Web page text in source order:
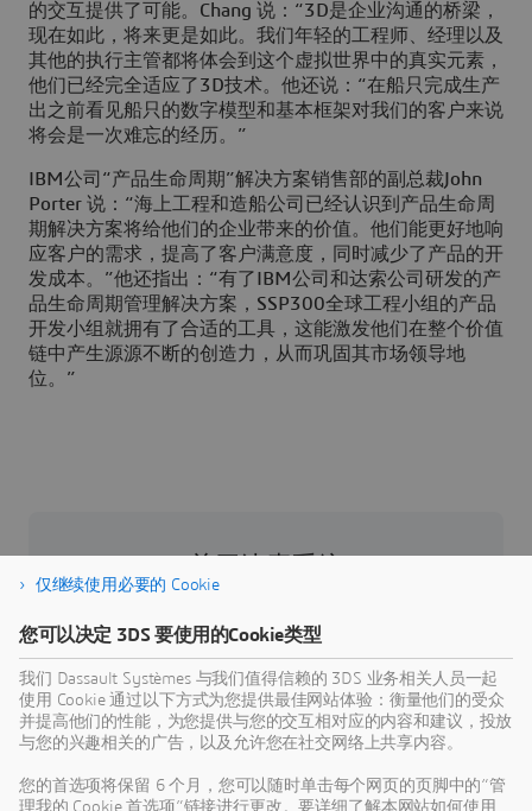
的交互提供了可能。Chang 说：“3D是企业沟通的桥梁，
现在如此，将来更是如此。我们年轻的工程师、经理以及
其他的执行主管都将体会到这个虚拟世界中的真实元素，
他们已经完全适应了3D技术。他还说：“在船只完成生产
出之前看见船只的数字模型和基本框架对我们的客户来说
将会是一次难忘的经历。”
IBM公司“产品生命周期”解决方案销售部的副总裁John
Porter 说：“海上工程和造船公司已经认识到产品生命周
期解决方案将给他们的企业带来的价值。他们能更好地响
应客户的需求，提高了客户满意度，同时减少了产品的开
发成本。”他还指出：“有了IBM公司和达索公司研发的产
品生命周期管理解决方案，SSP300全球工程小组的产品
开发小组就拥有了合适的工具，这能激发他们在整个价值
链中产生源源不断的创造力，从而巩固其市场领导地
位。”
们提供一个协作式虚拟环境，用于构想可持续创
新。客户利用我们的3DEXPERIENCE 平台和应用
程序创建现实世界的虚拟孪生体验，借此重新定
义其产品和服务的创建、生产和生命周期管理流
续。体验经济之美在于以人为本，惠及所有消费
仅继续使用必要的 Cookie
您可以决定 3DS 要使用的Cookie类型
我们 Dassault Systèmes 与我们值得信赖的 3DS 业务相关人员一起
使用 Cookie 通过以下方式为您提供最佳网站体验：衡量他们的受众
并提高他们的性能，为您提供与您的交互相对应的内容和建议，投放
与您的兴趣相关的广告，以及允许您在社交网络上共享内容。
您的首选项将保留 6 个月，您可以随时单击每个网页的页脚中的“管
理我的 Cookie 首选项”链接进行更改。要详细了解本网站如何使用